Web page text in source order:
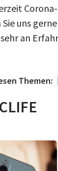
Sie uns
an
Themen: